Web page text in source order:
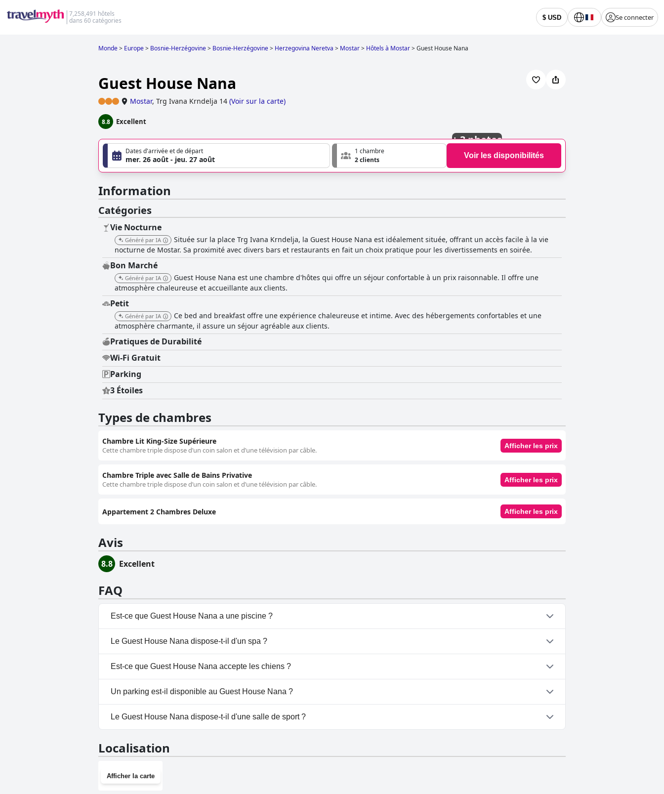
7,258,491 hôtels
dans 60 catégories
$ USD Se connecter
Monde> Europe> Bosnie-Herzégovine> Bosnie-Herzégovine> Herzegovina Neretva > Mostar> Hôtels à Mostar>Guest House Nana
Guest House Nana
Mostar, Trg Ivana Krndelja 14 (Voir sur la carte)
8.8 Excellent
+3 photos
Dates d'arrivée et de départ
mer. 26 août - jeu. 27 août
1 chambre
2 clients
Voir les disponibilités
Information
Catégories
Vie Nocturne
Généré par IA
Située sur la place Trg Ivana Krndelja, la Guest House Nana est idéalement située, offrant un accès facile à la vie
nocturne de Mostar. Sa proximité avec divers bars et restaurants en fait un choix pratique pour les divertissements en soirée.
Bon Marché
Généré par IA
Guest House Nana est une chambre d'hôtes qui offre un séjour confortable à un prix raisonnable. Il offre une
atmosphère chaleureuse et accueillante aux clients.
Petit
Généré par IA
Ce bed and breakfast offre une expérience chaleureuse et intime. Avec des hébergements confortables et une
atmosphère charmante, il assure un séjour agréable aux clients.
Pratiques de Durabilité
Wi-Fi Gratuit
Parking
3 Étoiles
Types de chambres
Chambre Lit King-Size Supérieure
Cette chambre triple dispose d’un coin salon et d’une télévision par câble.
Afficher les prix
Chambre Triple avec Salle de Bains Privative
Cette chambre triple dispose d’un coin salon et d’une télévision par câble.
Afficher les prix
Appartement 2 Chambres Deluxe Afficher les prix
Avis
8.8 Excellent
FAQ
Est-ce que Guest House Nana a une piscine ?
Non, Guest House Nana n'a pas de piscine.
Le Guest House Nana dispose-t-il d'un spa ?
Non, il n'y a pas de spa à Guest House Nana.
Est-ce que Guest House Nana accepte les chiens ?
Non, Guest House Nana n'accepte pas les chiens.
Un parking est-il disponible au Guest House Nana ?
Oui, un parking est disponible à Guest House Nana.
Le Guest House Nana dispose-t-il d'une salle de sport ?
Localisation
Afficher la carte